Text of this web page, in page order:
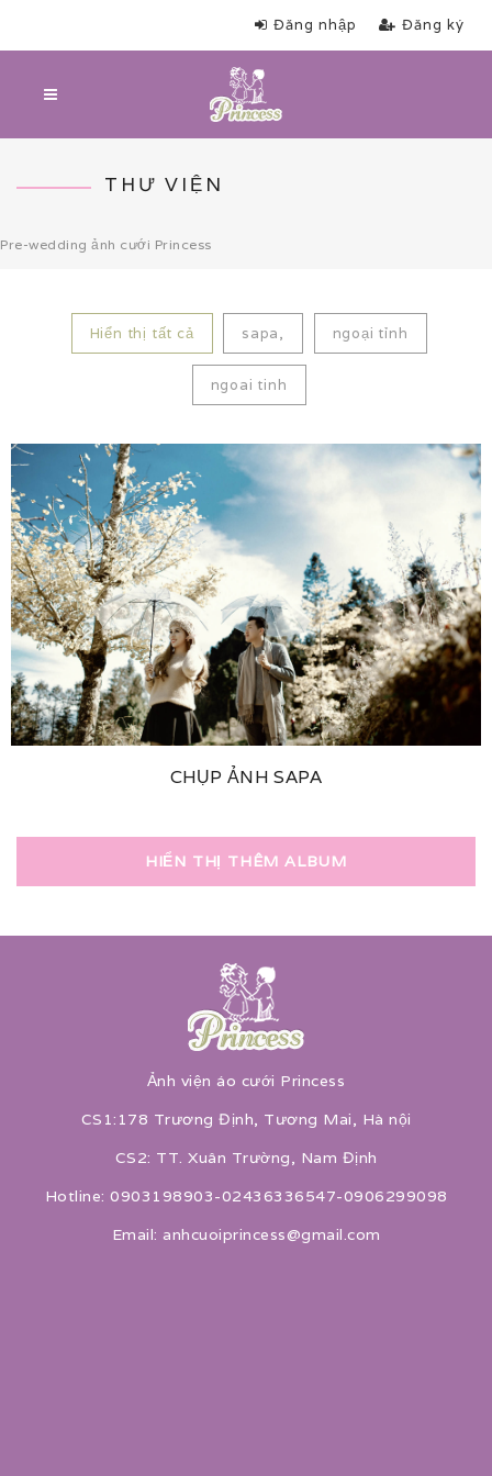
Đăng nhập Đăng ký
THƯ VIỆN
Pre-wedding ảnh cưới Princess
Hiển thị tất cả sapa, ngoại tỉnh
ngoai tinh
CHỤP ẢNH SAPA
HIỂN THỊ THÊM ALBUM
Ảnh viện áo cưới Princess
CS1:178 Trương Định, Tương Mai, Hà nội
CS2: TT. Xuân Trường, Nam Định
Hotline: 0903198903-02436336547-0906299098
Email: anhcuoiprincess@gmail.com